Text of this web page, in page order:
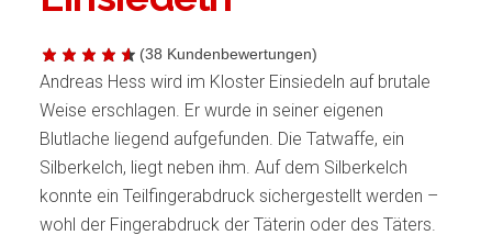
(38 Kundenbewertungen)
Andreas Hess wird im Kloster Einsiedeln auf brutale
Weise erschlagen. Er wurde in seiner eigenen
Blutlache liegend aufgefunden. Die Tatwaffe, ein
Silberkelch, liegt neben ihm. Auf dem Silberkelch
konnte ein Teilfingerabdruck sichergestellt werden –
wohl der Fingerabdruck der Täterin oder des Täters.